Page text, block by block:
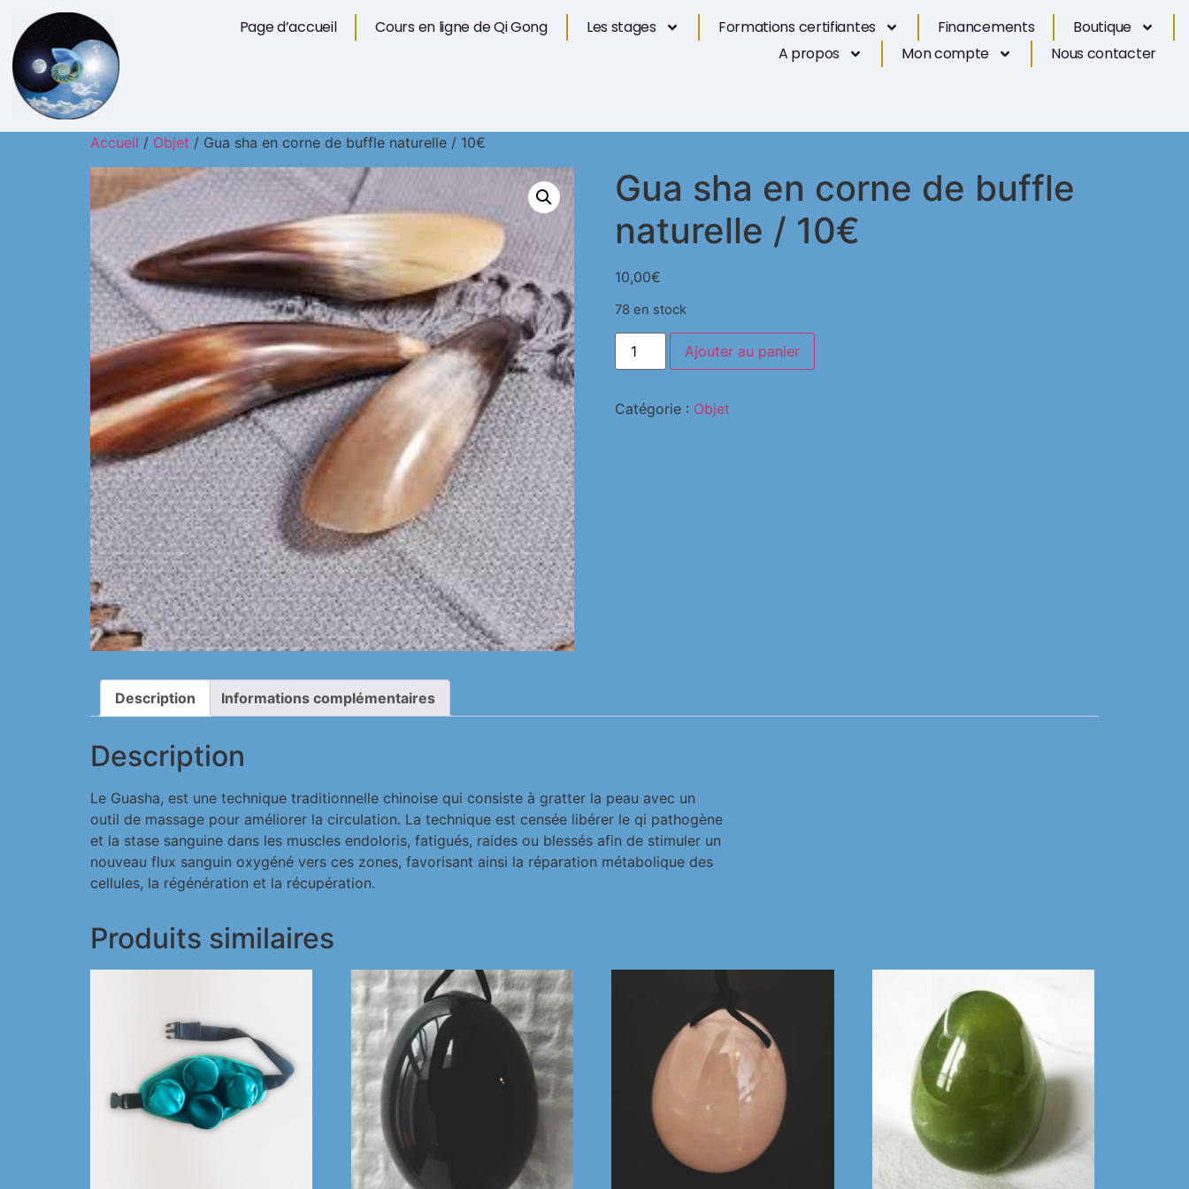
Page d’accueil Cours en ligne de Qi Gong Les stages Formations certifiantes Financements
Boutique
A propos
Mon compte Nous contacter
Accueil / Objet / Gua sha en corne de buffle naturelle / 10€
Gua sha en corne de buffle
naturelle / 10€
10,00€
78 en stock
Ajouter au panier
Catégorie : Objet
Description Informations complémentaires
Description
Le Guasha, est une technique traditionnelle chinoise qui consiste à gratter la peau avec un
outil de massage pour améliorer la circulation. La technique est censée libérer le qi pathogène
et la stase sanguine dans les muscles endoloris, fatigués, raides ou blessés afin de stimuler un
nouveau flux sanguin oxygéné vers ces zones, favorisant ainsi la réparation métabolique des
cellules, la régénération et la récupération.
Produits similaires